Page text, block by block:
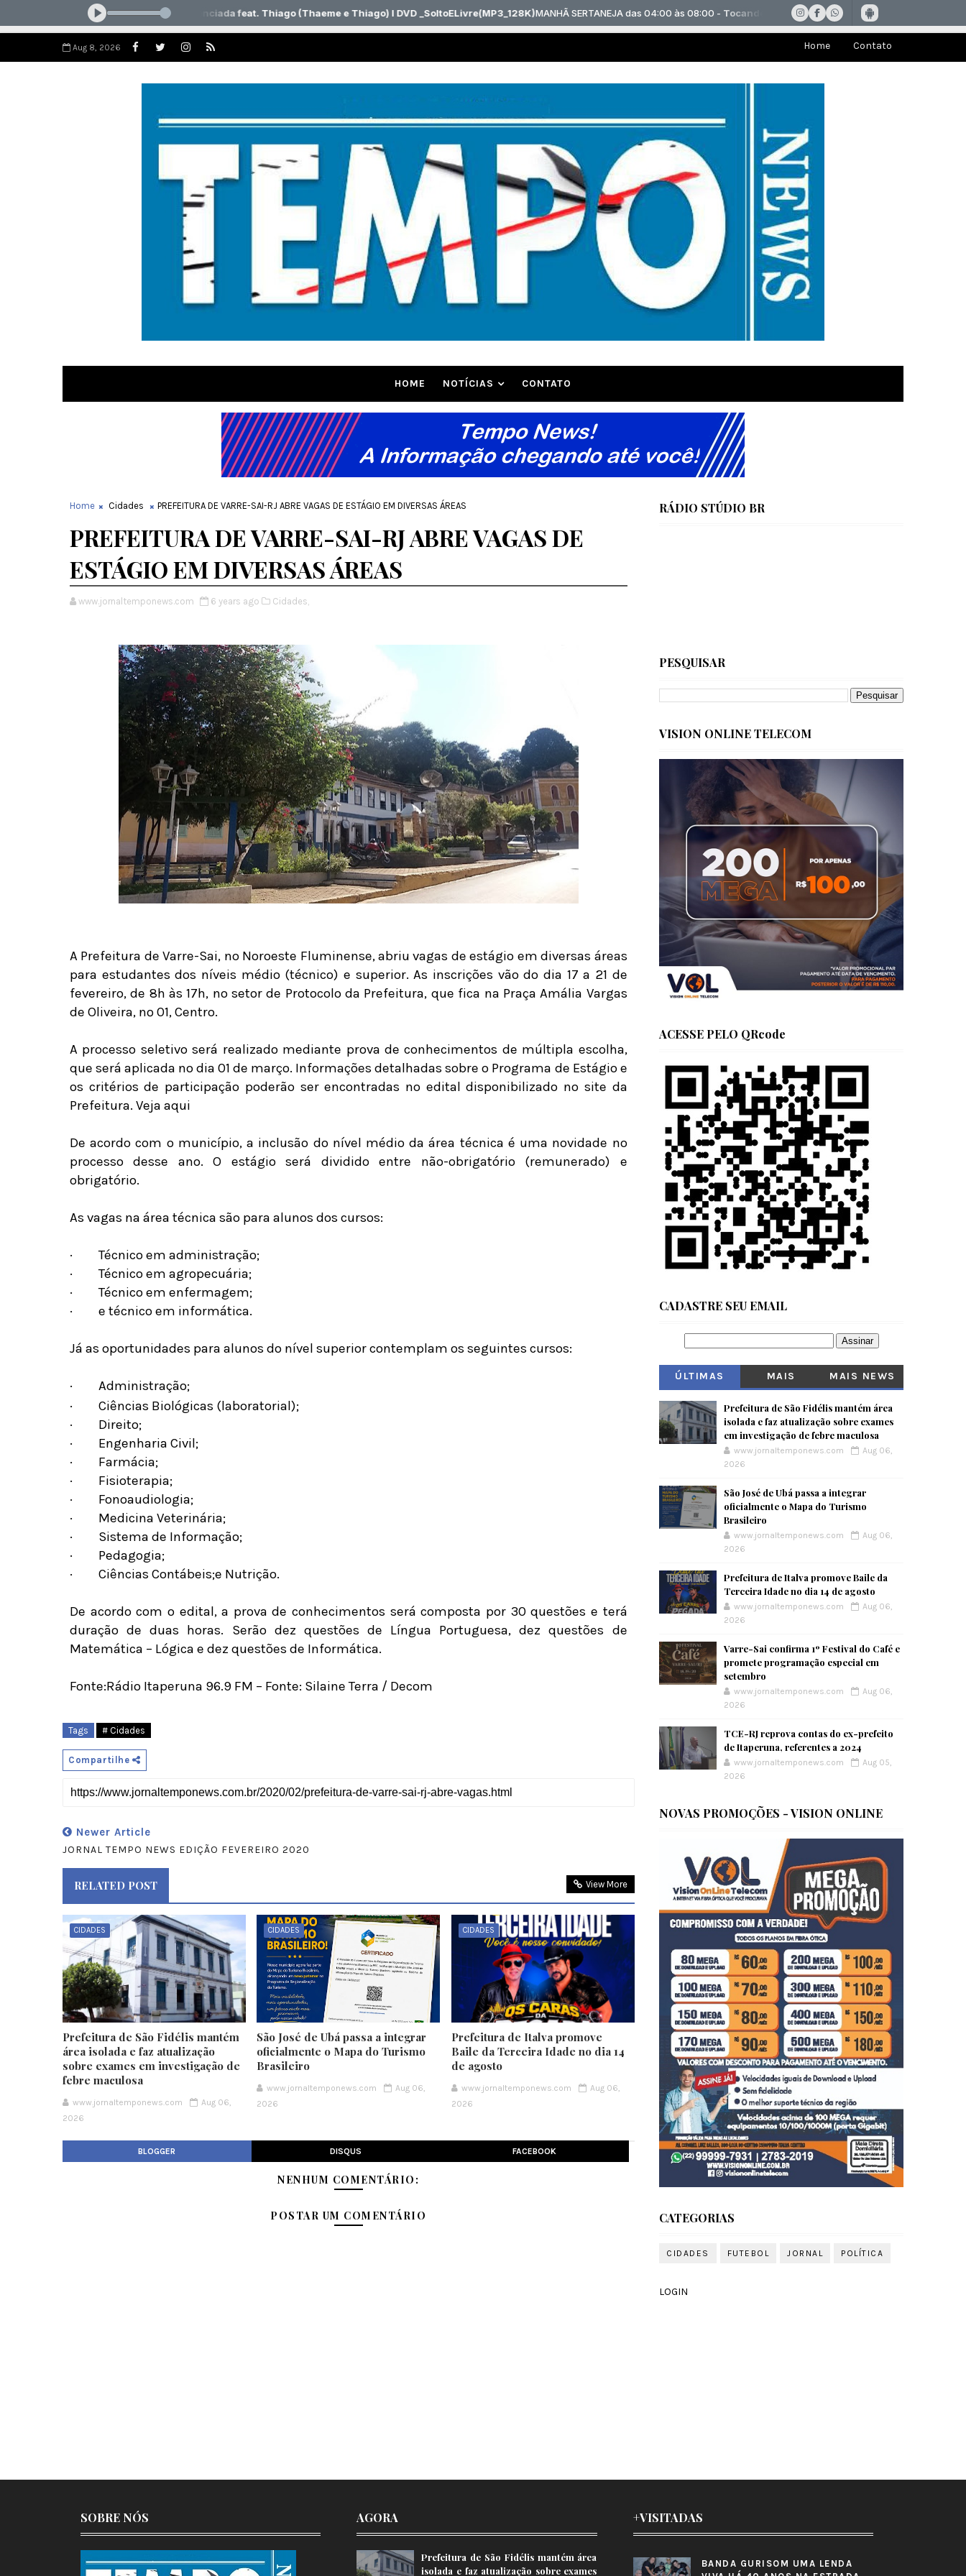
Aug 8, 2026 Home Contato
HOME NOTÍCIAS CONTATO
Home Cidades PREFEITURA DE VARRE-SAI-RJ ABRE VAGAS DE ESTÁGIO EM DIVERSAS ÁREAS
PREFEITURA DE VARRE-SAI-RJ ABRE VAGAS DE
ESTÁGIO EM DIVERSAS ÁREAS
www.jornaltemponews.com 6 years ago Cidades,
A Prefeitura de Varre-Sai, no Noroeste Fluminense, abriu vagas de estágio em diversas áreas
para estudantes dos níveis médio (técnico) e superior. As inscrições vão do dia 17 a 21 de
fevereiro, de 8h às 17h, no setor de Protocolo da Prefeitura, que fica na Praça Amália Vargas
de Oliveira, nº 01, Centro.
A processo seletivo será realizado mediante prova de conhecimentos de múltipla escolha,
que será aplicada no dia 01 de março. Informações detalhadas sobre o Programa de Estágio e
os critérios de participação poderão ser encontradas no edital disponibilizado no site da
Prefeitura. Veja aqui
De acordo com o município, a inclusão do nível médio da área técnica é uma novidade no
processo desse ano. O estágio será dividido entre não-obrigatório (remunerado) e
obrigatório.
As vagas na área técnica são para alunos dos cursos:
·
Técnico em administração;
·
Técnico em agropecuária;
·
Técnico em enfermagem;
·
e técnico em informática.
Já as oportunidades para alunos do nível superior contemplam os seguintes cursos:
·
Administração;
·
Ciências Biológicas (laboratorial);
·
Direito;
·
Engenharia Civil;
·
Farmácia;
·
Fisioterapia;
·
Fonoaudiologia;
·
Medicina Veterinária;
·
Sistema de Informação;
·
Pedagogia;
·
Ciências Contábeis;e Nutrição.
De acordo com o edital, a prova de conhecimentos será composta por 30 questões e terá
duração de duas horas. Serão dez questões de Língua Portuguesa, dez questões de
Matemática – Lógica e dez questões de Informática.
Fonte:Rádio Itaperuna 96.9 FM – Fonte: Silaine Terra / Decom
Tags # Cidades
Compartilhe
Newer Article
JORNAL TEMPO NEWS EDIÇÃO FEVEREIRO 2020
RELATED POST View More
CIDADES
Prefeitura de São Fidélis mantém
área isolada e faz atualização
sobre exames em investigação de
febre maculosa
www.jornaltemponews.com
Aug 06,
2026
CIDADES
São José de Ubá passa a integrar
oficialmente o Mapa do Turismo
Brasileiro
www.jornaltemponews.com
Aug 06,
2026
CIDADES
Prefeitura de Italva promove
Baile da Terceira Idade no dia 14
de agosto
www.jornaltemponews.com
Aug 06,
2026
BLOGGER DISQUS FACEBOOK
NENHUM COMENTÁRIO:
POSTAR UM COMENTÁRIO
RÁDIO STÚDIO BR
PESQUISAR
VISION ONLINE TELECOM
ACESSE PELO QRcode
CADASTRE SEU EMAIL
ÚLTIMAS
MAIS
MAIS NEWS
Prefeitura de São Fidélis mantém área
isolada e faz atualização sobre exames
em investigação de febre maculosa
www.jornaltemponews.com
Aug 06,
2026
São José de Ubá passa a integrar
oficialmente o Mapa do Turismo
Brasileiro
www.jornaltemponews.com
Aug 06,
2026
Prefeitura de Italva promove Baile da
Terceira Idade no dia 14 de agosto
www.jornaltemponews.com
Aug 06,
2026
Varre-Sai confirma 1º Festival do Café e
promete programação especial em
setembro
www.jornaltemponews.com
Aug 06,
2026
TCE-RJ reprova contas do ex-prefeito
de Itaperuna, referentes a 2024
www.jornaltemponews.com
Aug 05,
2026
NOVAS PROMOÇÕES - VISION ONLINE
CATEGORIAS
CIDADES FUTEBOL JORNAL POLÍTICA
LOGIN
SOBRE NÓS AGORA
Prefeitura de São Fidélis mantém área
isolada e faz atualização sobre exames
+VISITADAS
BANDA GURISOM UMA LENDA